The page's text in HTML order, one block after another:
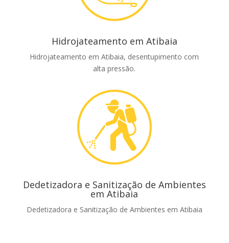
Hidrojateamento em Atibaia
Hidrojateamento em Atibaia, desentupimento com
alta pressão.
Dedetizadora e Sanitização de Ambientes
em Atibaia
Dedetizadora e Sanitização de Ambientes em Atibaia